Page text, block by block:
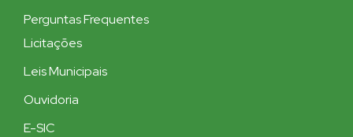
Perguntas Frequentes
Licitações
Leis Municipais
Ouvidoria
E-SIC